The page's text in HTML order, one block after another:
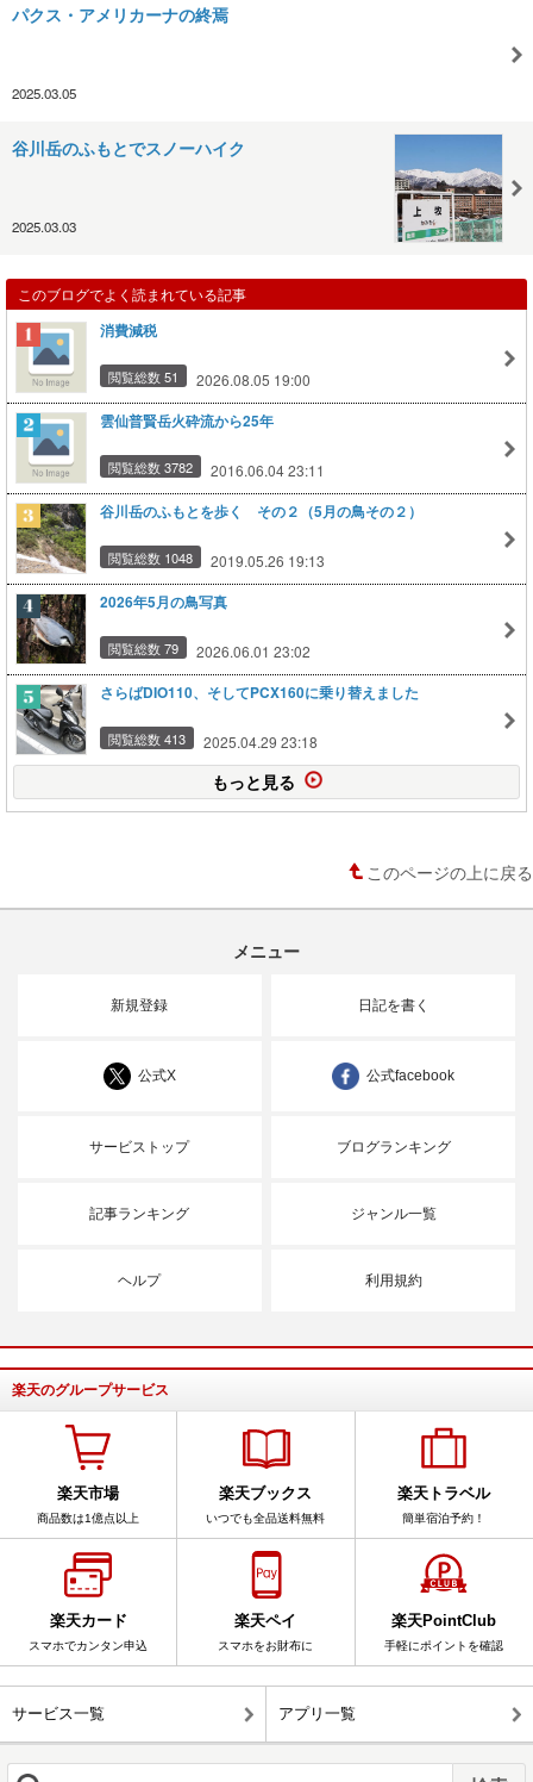
パクス・アメリカーナの終焉
2025.03.05
谷川岳のふもとでスノーハイク
2025.03.03
このブログでよく読まれている記事
消費減税
閲覧総数 51 2026.08.05 19:00
雲仙普賢岳火砕流から25年
閲覧総数 3782 2016.06.04 23:11
谷川岳のふもとを歩く その２（5月の鳥その２）
閲覧総数 1048 2019.05.26 19:13
2026年5月の鳥写真
閲覧総数 79 2026.06.01 23:02
さらばDIO110、そしてPCX160に乗り替えました
閲覧総数 413 2025.04.29 23:18
もっと見る
このページの上に戻る
メニュー
新規登録 日記を書く
公式X 公式facebook
サービストップ ブログランキング
記事ランキング ジャンル一覧
ヘルプ 利用規約
楽天のグループサービス
楽天市場
商品数は1億点以上
楽天ブックス
いつでも全品送料無料
楽天トラベル
簡単宿泊予約！
楽天カード
スマホでカンタン申込
楽天ペイ
スマホをお財布に
楽天PointClub
手軽にポイントを確認
サービス一覧 アプリ一覧